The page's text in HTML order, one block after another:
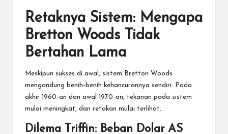
Retaknya Sistem: Mengapa
Bretton Woods Tidak
Bertahan Lama
Meskipun sukses di awal, sistem Bretton Woods
mengandung benih-benih kehancurannya sendiri. Pada
akhir 1960-an dan awal 1970-an, tekanan pada sistem
mulai meningkat, dan retakan mulai terlihat.
Dilema Triffin: Beban Dolar AS